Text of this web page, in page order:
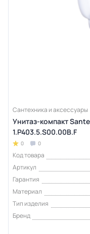
Сантехника и аксессуары
Унитаз-компакт
1.P403.5.S00.00B.F
0 0
Код товара
Артикул
Гарантия
Материал
Тип изделия
Бренд